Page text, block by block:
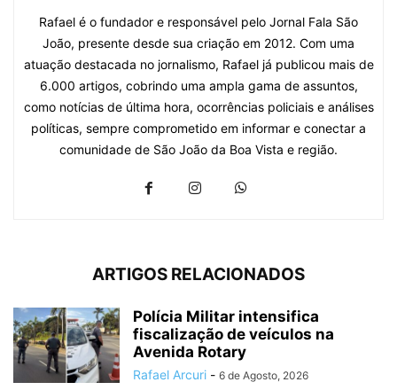
Rafael é o fundador e responsável pelo Jornal Fala São
João, presente desde sua criação em 2012. Com uma
atuação destacada no jornalismo, Rafael já publicou mais de
6.000 artigos, cobrindo uma ampla gama de assuntos,
como notícias de última hora, ocorrências policiais e análises
políticas, sempre comprometido em informar e conectar a
comunidade de São João da Boa Vista e região.
ARTIGOS RELACIONADOS
Polícia Militar intensifica
fiscalização de veículos na
Avenida Rotary
Rafael Arcuri - 6 de Agosto, 2026